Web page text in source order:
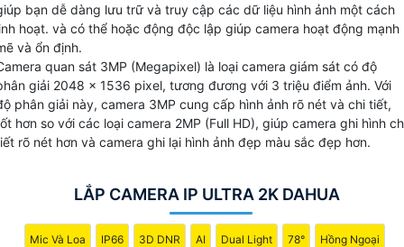
có ánh sáng yếu hoặc trong điều kiện ánh sáng không
tại. Hãy lựa chọn camera IP 2K Dahua phù hợp để tăng
an ninh và sự bảo vệ cho không gian của bạn.
bạn dễ dàng lưu trữ và truy cập các dữ liệu hình ảnh một cách
hoạt. và có thể hoặc động độc lập giúp camera hoạt động mạnh
và ổn định.
quan sát 3MP (Megapixel) là loại camera giám sát có độ
giải 2048 x 1536 pixel, tương đương với 3 triệu điểm ảnh. Với
phân giải này, camera 3MP cung cấp hình ảnh rõ nét và chi tiết,
hơn so với các loại camera 2MP (Full HD), giúp camera ghi hình
rõ nét hơn và camera ghi lại hình ảnh đẹp màu sắc đẹp hơn.
LẮP CAMERA IP ULTRA 2K DAHUA
Mic Và Loa IP66 3D DNR AI Dual Light 78° Hồng Ngoại